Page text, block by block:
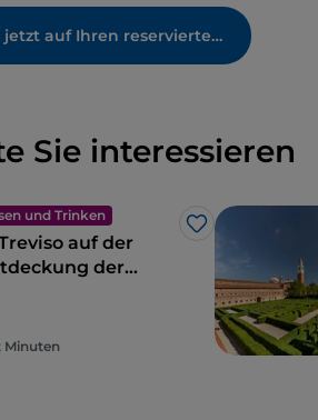
Greifen Sie jetzt auf Ihren reservierten Bereich zu
Sie interessieren
und Trinken
Like
auf der
der
Minuten